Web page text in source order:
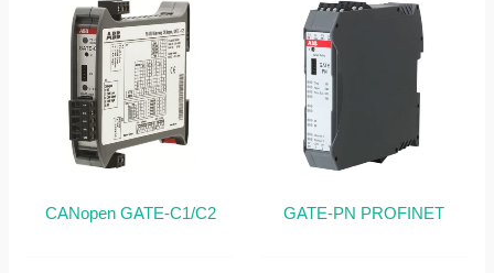
CANopen GATE-C1/C2 GATE-PN PROFINET